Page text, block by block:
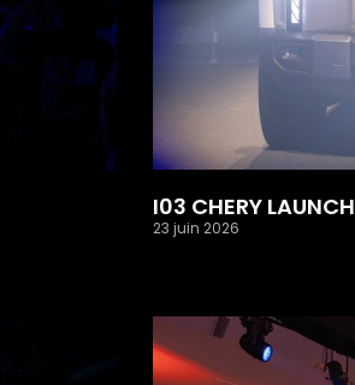
I03 CHERY LAUNCH
23 juin 2026